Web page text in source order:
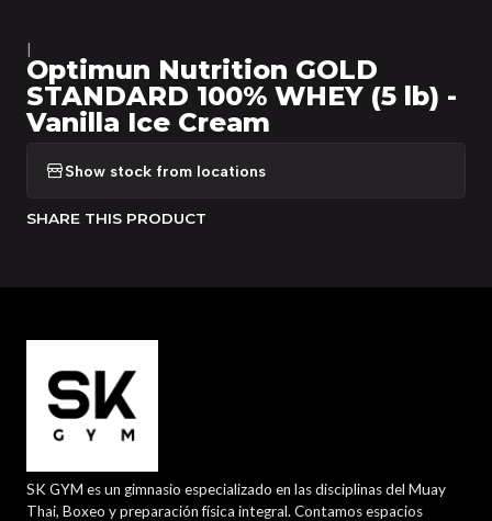
Optimun Nutrition GOLD
STANDARD 100% WHEY (5 lb) -
Vanilla Ice Cream
Show stock from locations
SHARE THIS PRODUCT
SK GYM es un gimnasio especializado en las disciplinas del Muay
Thai, Boxeo y preparación física integral. Contamos espacios